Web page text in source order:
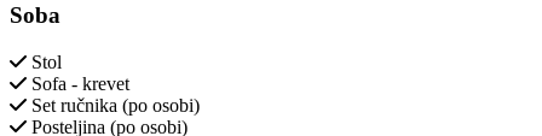
Soba
Stol
Sofa - krevet
Set ručnika (po osobi)
Posteljina (po osobi)